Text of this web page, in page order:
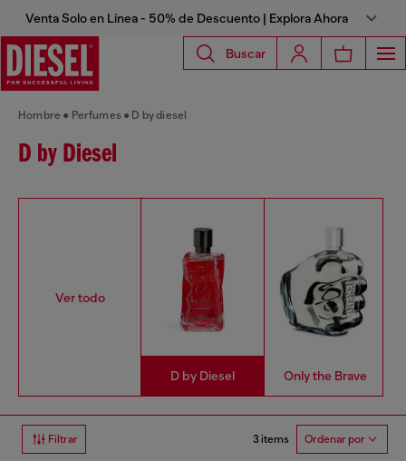
Venta Solo en Línea - 50% de Descuento | Explora Ahora
Buscar
Hombre Perfumes D by diesel
D by Diesel
Ver todo
D by Diesel Only the Brave
Filtrar 3 items Ordenar por